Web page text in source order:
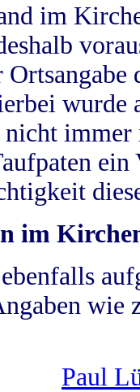
im
wurde
im
wie
Paul